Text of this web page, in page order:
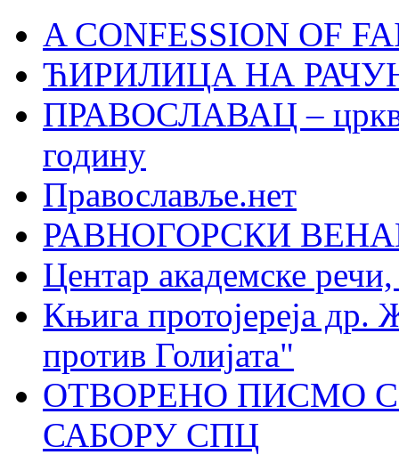
A CONFESSION OF
ЋИРИЛИЦА НА
ПРАВОСЛАВАЦ –
годину
Православље.нет
РАВНОГОРСКИ
Центар академске
Књига протојереја др.
против Голијата"
ОТВОРЕНО ПИСМО
САБОРУ СПЦ